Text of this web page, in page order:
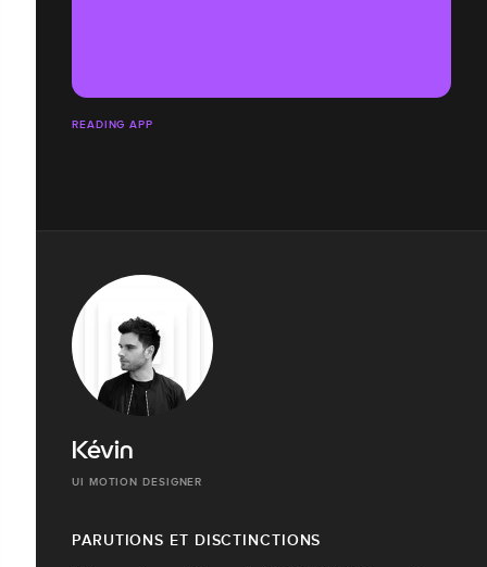
READING APP
Kévin
UI MOTION DESIGNER
PARUTIONS ET DISCTINCTIONS